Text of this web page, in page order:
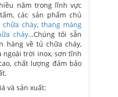
năm trong lĩnh vực
các sản phẩm chủ
chữa cháy, thang máng
cháy…Chúng tôi sẵn
hàng về tủ chữa cháy,
ngoài trời inox, sơn tĩnh
chất lượng đảm bảo
và sản xuất: